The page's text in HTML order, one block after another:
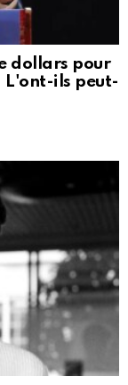
dollars pour
L'ont-ils peut-